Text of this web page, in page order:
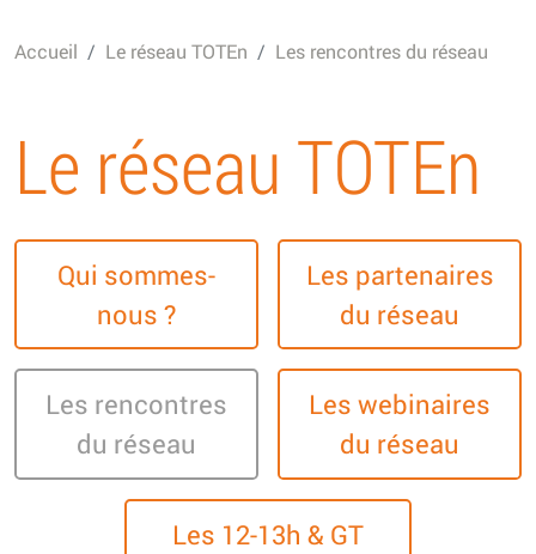
Accueil Le réseau TOTEn Les rencontres du réseau
Le réseau TOTEn
Qui sommes-
nous ?
Les partenaires
du réseau
Les rencontres
du réseau
Les webinaires
du réseau
Les 12-13h & GT